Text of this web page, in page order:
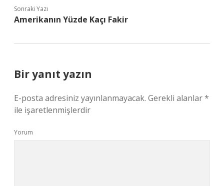
Sonraki Yazı
Amerikanın Yüzde Kaçı Fakir
Bir yanıt yazın
E-posta adresiniz yayınlanmayacak. Gerekli alanlar*
ile işaretlenmişlerdir
Yorum